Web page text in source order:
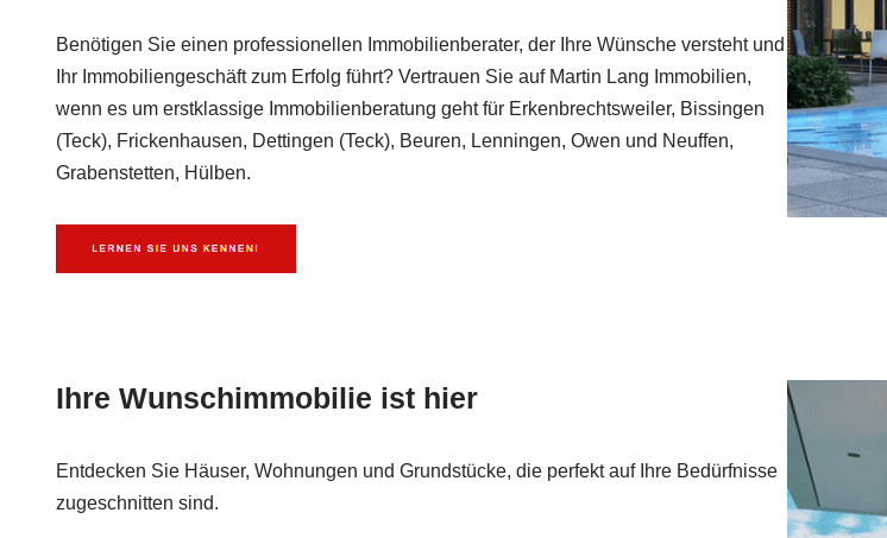
Benötigen Sie einen professionellen Immobilienberater, der Ihre Wünsche versteht und
Ihr Immobiliengeschäft zum Erfolg führt? Vertrauen Sie auf Martin Lang Immobilien,
wenn es um erstklassige Immobilienberatung geht für Erkenbrechtsweiler, Bissingen
(Teck), Frickenhausen, Dettingen (Teck), Beuren, Lenningen, Owen und Neuffen,
Grabenstetten, Hülben.
Ihre Wunschimmobilie ist hier
Entdecken Sie Häuser, Wohnungen und Grundstücke, die perfekt auf Ihre Bedürfnisse
zugeschnitten sind.